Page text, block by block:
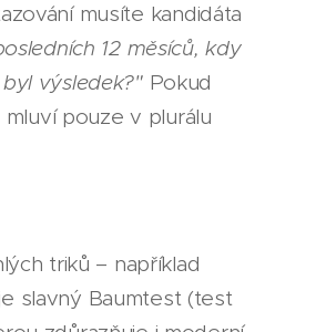
musíte kandidáta
12 měsíců, kdy
výsledek?"Pokud
pouze v plurálu
triků – například
slavný Baumtest (test